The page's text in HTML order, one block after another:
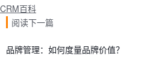
CRM百科
阅读下一篇
品牌管理：如何度量品牌价值？